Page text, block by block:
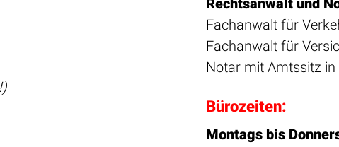
Fachanwalt für
Fachanwalt für
Notar mit Amtssitz in
Freitagsvon 8-16